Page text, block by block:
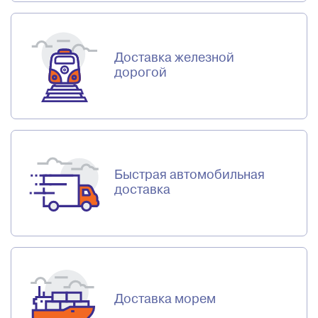
Доставка железной
дорогой
Быстрая автомобильная
доставка
Доставка морем